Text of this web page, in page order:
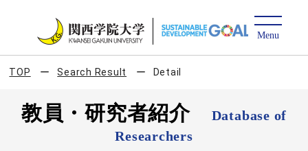
TOP Search Result Detail
教員・研究者紹介
Database of
Researchers